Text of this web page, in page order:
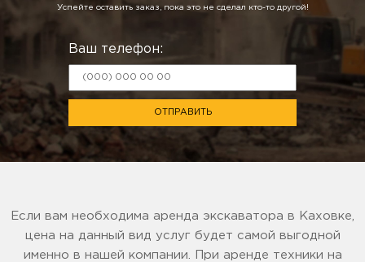
Успейте оставить заказ, пока это не сделал кто-то другой!
Ваш телефон:
ОТПРАВИТЬ
Если вам необходима аренда экскаватора в Каховке,
цена на данный вид услуг будет самой выгодной
именно в нашей компании. При аренде техники на